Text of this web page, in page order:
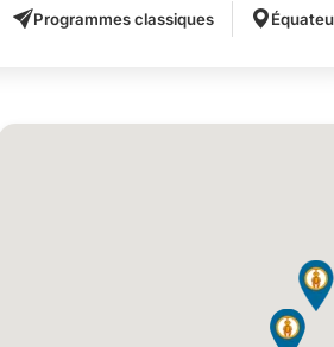
Programmes classiques